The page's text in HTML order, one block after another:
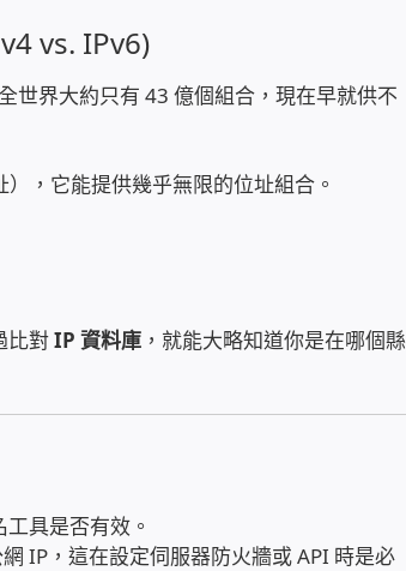
vs. IPv6)
世界大約只有 43 億個組合，現在早就供不
，它能提供幾乎無限的位址組合。
比對IP 資料庫，就能大略知道你是在哪個縣
具是否有效。
IP，這在設定伺服器防火牆或 API 時是必